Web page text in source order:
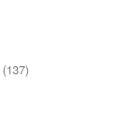
(137)